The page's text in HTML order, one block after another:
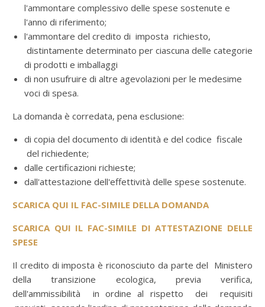
l'ammontare complessivo delle spese sostenute e
l'anno di riferimento;
l'ammontare del credito di imposta richiesto,
distintamente determinato per ciascuna delle categorie
di prodotti e imballaggi
di non usufruire di altre agevolazioni per le medesime
voci di spesa.
La domanda è corredata, pena esclusione:
di copia del documento di identità e del codice fiscale
del richiedente;
dalle certificazioni richieste;
dall'attestazione dell'effettività delle spese sostenute.
SCARICA QUI IL FAC-SIMILE DELLA DOMANDA
SCARICA QUI IL FAC-SIMILE DI ATTESTAZIONE DELLE
SPESE
Il credito di imposta è riconosciuto da parte del Ministero
della transizione ecologica, previa verifica,
dell'ammissibilità in ordine al rispetto dei requisiti